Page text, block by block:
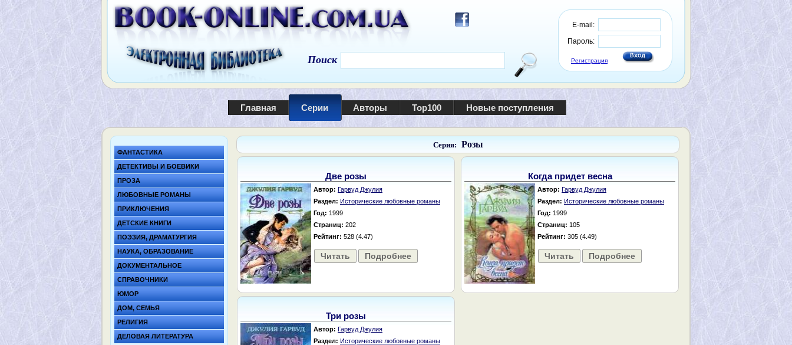
E-mail:
Пароль:
Регистрация
Поиск
Главная Серии Авторы Top100 Новые поступления
ФАНТАСТИКА
ДЕТЕКТИВЫ И БОЕВИКИ
ПРОЗА
ЛЮБОВНЫЕ РОМАНЫ
ПРИКЛЮЧЕНИЯ
ДЕТСКИЕ КНИГИ
ПОЭЗИЯ, ДРАМАТУРГИЯ
НАУКА, ОБРАЗОВАНИЕ
ДОКУМЕНТАЛЬНОЕ
СПРАВОЧНИКИ
ЮМОР
ДОМ, СЕМЬЯ
РЕЛИГИЯ
ДЕЛОВАЯ ЛИТЕРАТУРА
Серия: Розы
Две розы
Автор: Гарвуд Джулия
Раздел: Исторические любовные романы
Год: 1999
Страниц: 202
Рейтинг: 528 (4.47)
Читать Подробнее
Когда придет весна
Автор: Гарвуд Джулия
Раздел: Исторические любовные романы
Год: 1999
Страниц: 105
Рейтинг: 305 (4.49)
Читать Подробнее
Три розы
Автор: Гарвуд Джулия
Раздел: Исторические любовные романы